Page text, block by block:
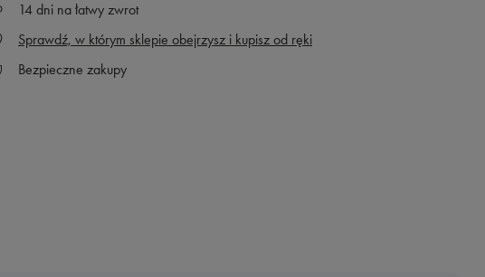
14 dni na łatwy zwrot
Sprawdź, w którym sklepie obejrzysz i kupisz od ręki
Bezpieczne zakupy